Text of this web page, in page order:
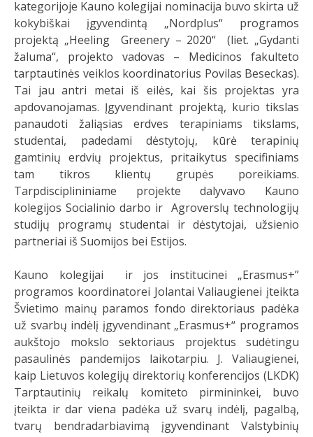
kategorijoje Kauno kolegijai nominacija buvo skirta už
kokybiškai įgyvendintą „Nordplus“ programos
projektą „Heeling Greenery – 2020“ (liet. „Gydanti
žaluma“, projekto vadovas – Medicinos fakulteto
tarptautinės veiklos koordinatorius Povilas Beseckas).
Tai jau antri metai iš eilės, kai šis projektas yra
apdovanojamas. Įgyvendinant projektą, kurio tikslas
panaudoti žaliąsias erdves terapiniams tikslams,
studentai, padedami dėstytojų, kūrė terapinių
gamtinių erdvių projektus, pritaikytus specifiniams
tam tikros klientų grupės poreikiams.
Tarpdisciplininiame projekte dalyvavo Kauno
kolegijos Socialinio darbo ir Agroverslų technologijų
studijų programų studentai ir dėstytojai, užsienio
partneriai iš Suomijos bei Estijos.
Kauno kolegijai ir jos institucinei „Erasmus+”
programos koordinatorei Jolantai Valiaugienei įteikta
Švietimo mainų paramos fondo direktoriaus padėka
už svarbų indėlį įgyvendinant „Erasmus+“ programos
aukštojo mokslo sektoriaus projektus sudėtingu
pasaulinės pandemijos laikotarpiu. J. Valiaugienei,
kaip Lietuvos kolegijų direktorių konferencijos (LKDK)
Tarptautinių reikalų komiteto pirmininkei, buvo
įteikta ir dar viena padėka už svarų indėlį, pagalbą,
tvarų bendradarbiavimą įgyvendinant Valstybinių